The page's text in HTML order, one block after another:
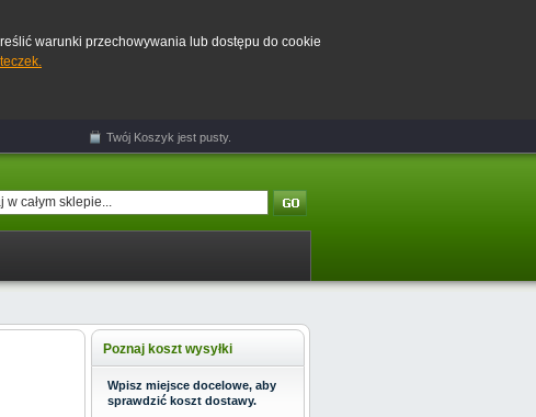
warunki przechowywania lub dostępu do cookie
Twój Koszyk jest pusty.
Poznaj koszt wysyłki
Wpisz miejsce docelowe, aby
sprawdzić koszt dostawy.